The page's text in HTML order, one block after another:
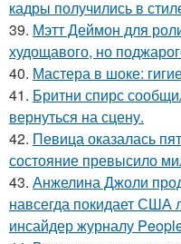
кадры получились в
39. Мэтт Деймон для
худощавого, но
40. Мастера в шоке:
41. Бритни спирс
вернуться на сцену.
42. Певица оказалась
состояние превысило
43. Анжелина Джоли
навсегда покидает США
инсайдер журналу